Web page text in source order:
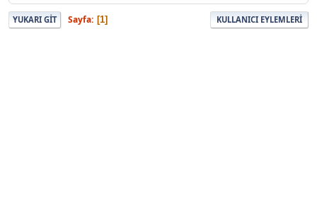
YUKARI GIT Sayfa 1 KULLANICI EYLEMLERI